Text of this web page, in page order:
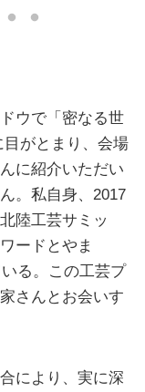
ウで「密なる世
がとまり、会場
に紹介いただい
。私自身、2017
陸工芸サミッ
ードとやま
る。この工芸プ
さんとお会いす
により、実に深